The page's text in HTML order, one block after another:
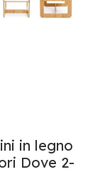
in legno
Dove 2-